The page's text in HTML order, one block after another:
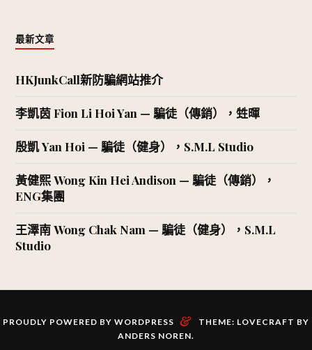
最新文章
HKJunkCall新防騙網站推介
李凱茵 Fion Li Hoi Yan — 騙徒（傳銷），甡暉
殷凱 Yan Hoi — 騙徒（健身），S.M.L Studio
黃健熙 Wong Kin Hei Andison — 騙徒（傳銷），
ENG集團
王澤南 Wong Chak Nam — 騙徒（健身），S.M.L
Studio
PROUDLY POWERED BY WORDPRESS &
THEME: LOVECRAFT BY
ANDERS NOREN.